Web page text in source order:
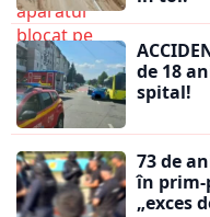
de 18
spital!
73 de
în prim-
„exces